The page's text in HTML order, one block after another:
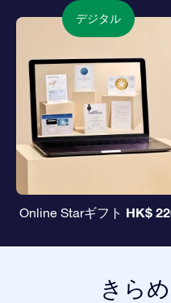
デジタル
Online Starギフト HK$
きら